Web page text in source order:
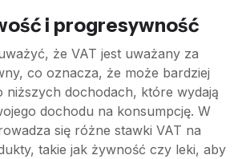
i progresywność
że VAT jest uważany za
co oznacza, że może bardziej
niższych dochodach, które wydają
dochodu na konsumpcję. W
się różne stawki VAT na
takie jak żywność czy leki, aby